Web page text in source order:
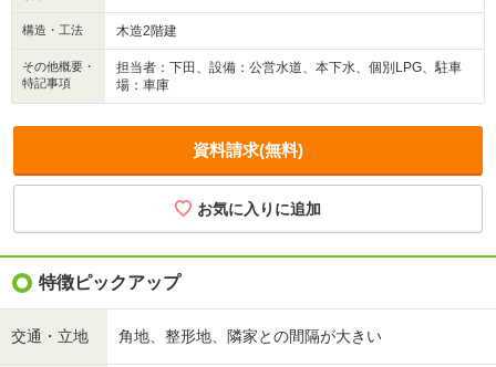
構造・工法 木造2階建
その他概要・
特記事項
担当者：下田、設備：公営水道、本下水、個別LPG、駐車
場：車庫
資料請求(無料)
特徴ピックアップ
交通・立地 角地、整形地、隣家との間隔が大きい